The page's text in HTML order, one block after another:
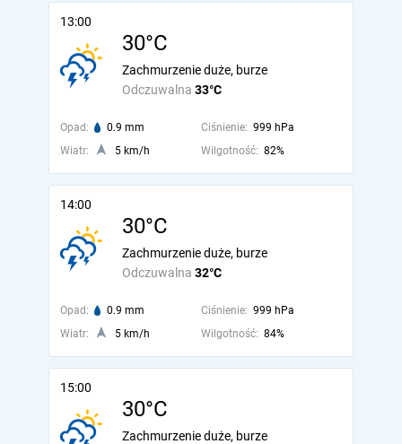
13:00
30°C
Odczuwalna 33°C
Zachmurzenie duże, burze
Opad: 0.9 mm Ciśnienie: 999 hPa
Wiatr:
5 km/h Wilgotność: 82%
14:00
30°C
Odczuwalna 32°C
Zachmurzenie duże, burze
Opad: 0.9 mm Ciśnienie: 999 hPa
Wiatr:
5 km/h Wilgotność: 84%
15:00
30°C
Zachmurzenie duże, burze